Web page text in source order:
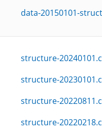
data-20150101-
structure-
structure-
structure-
structure-